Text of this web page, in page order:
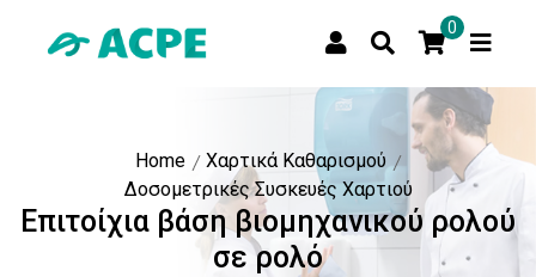
0
Home
Χαρτικά Καθαρισμού
Δοσομετρικές Συσκευές Χαρτιού
Επιτοίχια βάση βιομηχανικού ρολού
σε ρολό